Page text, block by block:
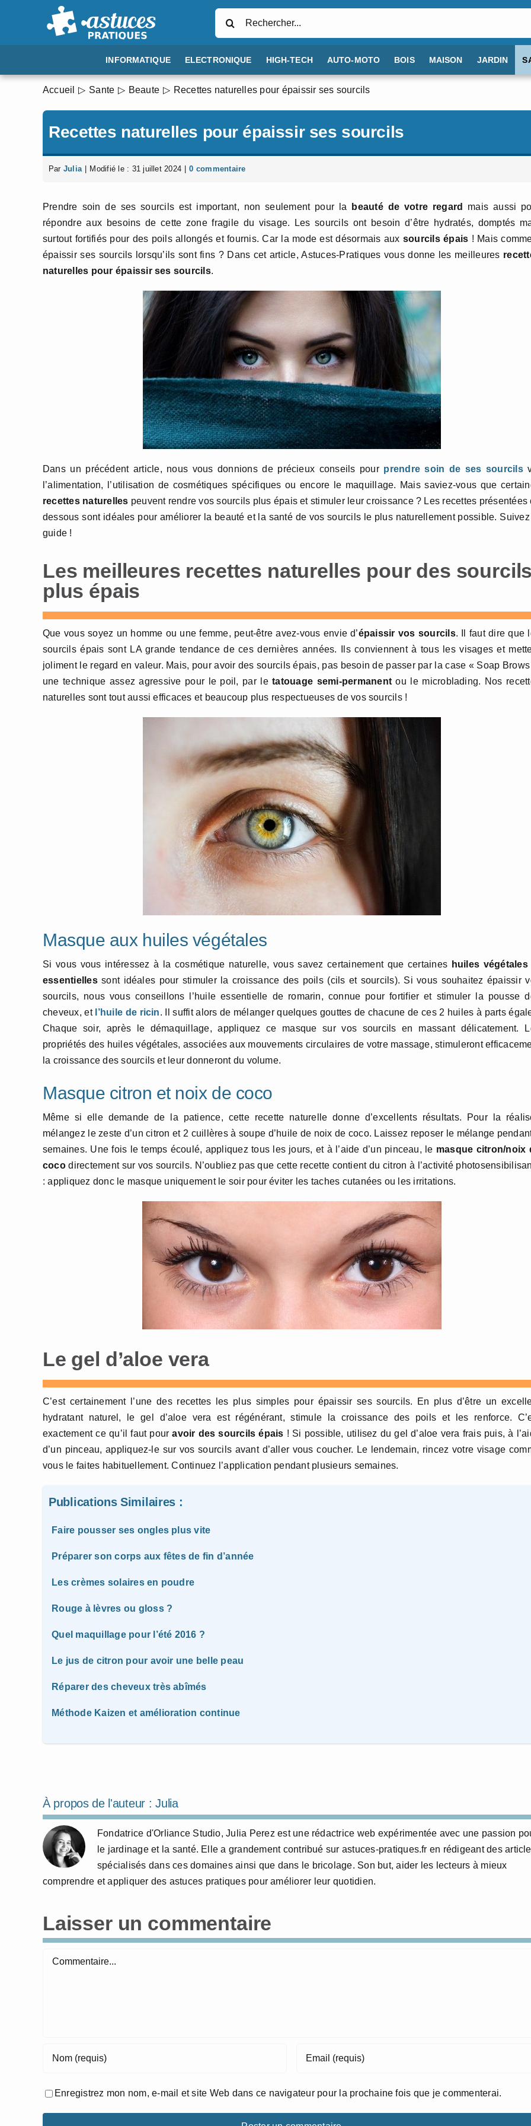
INFORMATIQUE ELECTRONIQUE HIGH-TECH AUTO-MOTO BOIS MAISON JARDIN
Accueil Sante Beaute Recettes naturelles pour épaissir ses sourcils
Recettes naturelles pour épaissir ses sourcils
Par Julia Modifié le : 31 juillet 2024 0 commentaire
Prendre soin de ses sourcils est important, non seulement pour la beauté de votre regard
mais aussi
répondre aux besoins de cette zone fragile du visage. Les sourcils ont besoin d’être hydratés, domptés
surtout fortifiés pour des poils allongés et fournis. Car la mode est désormais aux sourcils épais ! Mais
épaissir ses sourcils lorsqu’ils sont fins ? Dans cet article, Astuces-Pratiques vous donne les meilleures
naturelles pour épaissir ses sourcils.
Dans un précédent article, nous vous donnions de précieux conseils pour prendre soin de ses sourcils
l’alimentation, l’utilisation de cosmétiques spécifiques ou encore le maquillage. Mais saviez-vous que
recettes naturelles peuvent rendre vos sourcils plus épais et stimuler leur croissance ? Les recettes présentées
dessous sont idéales pour améliorer la beauté et la santé de vos sourcils le plus naturellement possible.
guide !
Les meilleures recettes naturelles pour des sourcils
plus épais
Que vous soyez un homme ou une femme, peut-être avez-vous envie d’épaissir vos sourcils. Il faut dire que
sourcils épais sont LA grande tendance de ces dernières années. Ils conviennent à tous les visages et
joliment le regard en valeur. Mais, pour avoir des sourcils épais, pas besoin de passer par la case « Soap Brows
une technique assez agressive pour le poil, par letatouage semi-permanentou le microblading. Nos
naturelles sont tout aussi efficaces et beaucoup plus respectueuses de vos sourcils !
Masque aux huiles végétales
Si vous vous intéressez à la cosmétique naturelle, vous savez certainement que certaines huiles végétales
essentiellessont idéales pour stimuler la croissance des poils (cils et sourcils). Si vous souhaitez épaissir
sourcils, nous vous conseillons l’huile essentielle de romarin, connue pour fortifier et stimuler la pousse
cheveux, et l’huile de ricin. Il suffit alors de mélanger quelques gouttes de chacune de ces 2 huiles à parts
Chaque soir, après le démaquillage, appliquez ce masque sur vos sourcils en massant délicatement.
propriétés des huiles végétales, associées aux mouvements circulaires de votre massage, stimuleront
la croissance des sourcils et leur donneront du volume.
Masque citron et noix de coco
Même si elle demande de la patience, cette recette naturelle donne d’excellents résultats. Pour la
mélangez le zeste d’un citron et 2 cuillères à soupe d’huile de noix de coco. Laissez reposer le mélange
semaines. Une fois le temps écoulé, appliquez tous les jours, et à l’aide d’un pinceau, le masque citron/noix
cocodirectement sur vos sourcils. N’oubliez pas que cette recette contient du citron à l’activité
: appliquez donc le masque uniquement le soir pour éviter les taches cutanées ou les irritations.
Le gel d’aloe vera
C’est certainement l’une des recettes les plus simples pour épaissir ses sourcils. En plus d’être un
hydratant naturel, le gel d’aloe vera est régénérant, stimule la croissance des poils et les renforce.
exactement ce qu’il faut pouravoir des sourcils épais ! Si possible, utilisez du gel d’aloe vera frais puis, à
d’un pinceau, appliquez-le sur vos sourcils avant d’aller vous coucher. Le lendemain, rincez votre visage
vous le faites habituellement. Continuez l’application pendant plusieurs semaines.
Publications Similaires :
Faire pousser ses ongles plus vite
Préparer son corps aux fêtes de fin d’année
Les crèmes solaires en poudre
Rouge à lèvres ou gloss ?
Quel maquillage pour l’été 2016 ?
Le jus de citron pour avoir une belle peau
Réparer des cheveux très abîmés
Méthode Kaizen et amélioration continue
À propos de l'auteur :Julia
Fondatrice d'Orliance Studio, Julia Perez est une rédactrice web expérimentée avec une passion
le jardinage et la santé. Elle a grandement contribué sur astuces-pratiques.fr en rédigeant des
spécialisés dans ces domaines ainsi que dans le bricolage. Son but, aider les lecteurs à mieux
comprendre et appliquer des astuces pratiques pour améliorer leur quotidien.
Laisser un commentaire
Commentaire
Enregistrez mon nom, e-mail et site Web dans ce navigateur pour la prochaine fois que je commenterai.